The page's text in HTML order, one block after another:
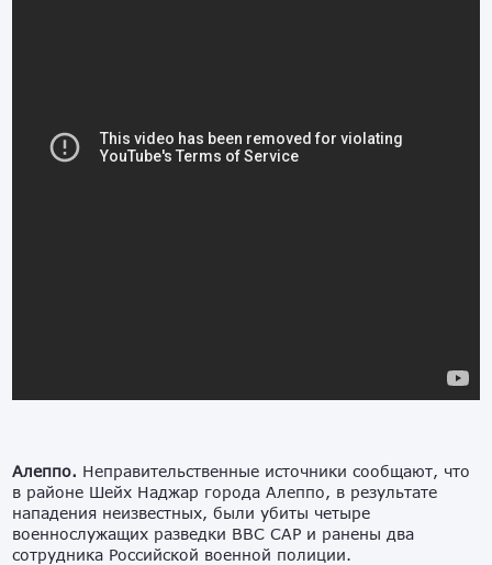
Алеппо. Неправительственные источники сообщают, что
в районе Шейх Наджар города Алеппо, в результате
нападения неизвестных, были убиты четыре
военнослужащих разведки ВВС САР и ранены два
сотрудника Российской военной полиции.